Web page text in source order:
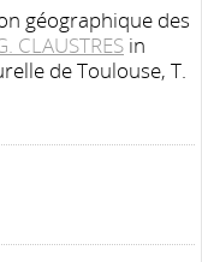
géographique des
CLAUSTRES in
de Toulouse, T.